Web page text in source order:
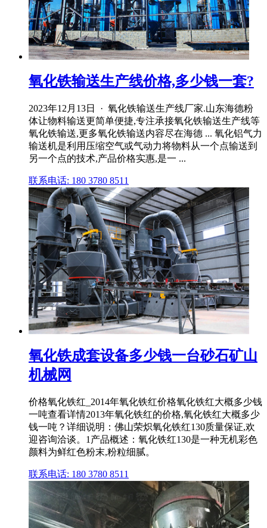
氧化铁输送生产线价格,多少钱一套?
2023年12月13日 · 氧化铁输送生产线厂家.山东海德粉
体让物料输送更简单便捷,专注承接氧化铁输送生产线等
氧化铁输送,更多氧化铁输送内容尽在海德 ... 氧化铝气力
输送机是利用压缩空气或气动力将物料从一个点输送到
另一个点的技术,产品价格实惠,是一 ...
联系电话: 180 3780 8511
氧化铁成套设备多少钱一台砂石矿山
机械网
价格氧化铁红_2014年氧化铁红价格氧化铁红大概多少钱
一吨查看详情2013年氧化铁红的价格,氧化铁红大概多少
钱一吨？详细说明：佛山荣炽氧化铁红130质量保证,欢
迎咨询洽谈。1产品概述：氧化铁红130是一种无机彩色
颜料为鲜红色粉末,粉粒细腻。
联系电话: 180 3780 8511